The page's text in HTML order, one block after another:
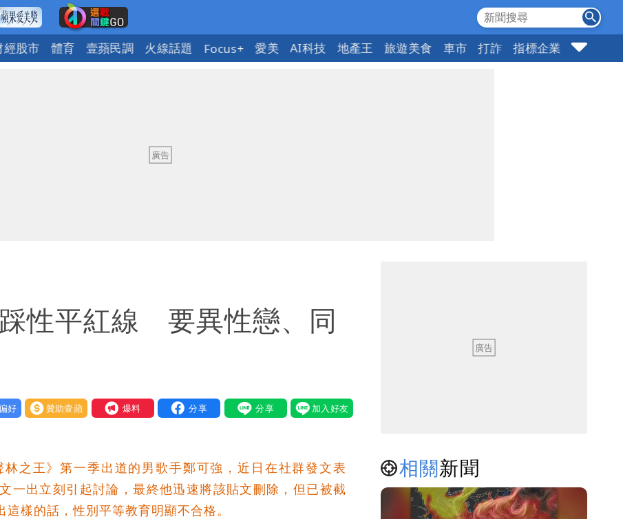
經股市 體育 壹蘋民調 火線話題 Focus+ 愛美 AI科技 地產王 旅遊美食 車市 打詐 指標企業 壹蘋頭家
踩性平紅線 要異性戀、同
贊助壹蘋 我要爆料
之王》第一季出道的男歌手鄭可強，近日在社群發文表
一出立刻引起討論，最終他迅速將該貼文刪除，但已被截
樣的話，性別平等教育明顯不合格。
相關新聞